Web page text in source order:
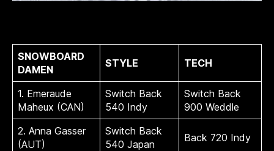
SNOWBOARD
DAMEN
STYLE TECH
1. Emeraude
Maheux (CAN)
Switch Back
540 Indy
Switch Back
900 Weddle
2. Anna Gasser
(AUT)
Switch Back
540 Japan
Back 720 Indy